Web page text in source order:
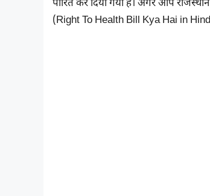
पारित कर दिया गया है। अगर आप
(Right To Health Bill Kya Hai in